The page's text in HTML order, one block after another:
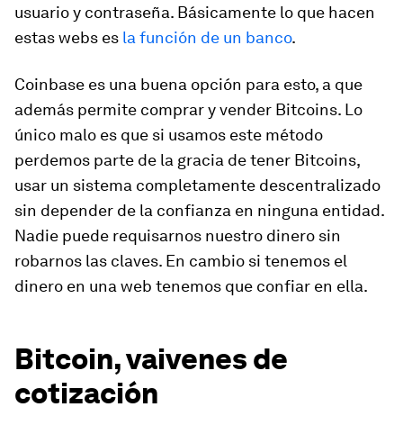
usuario y contraseña. Básicamente lo que hacen
estas webs es la función de un banco.
Coinbase es una buena opción para esto, a que
además permite comprar y vender Bitcoins. Lo
único malo es que si usamos este método
perdemos parte de la gracia de tener Bitcoins,
usar un sistema completamente descentralizado
sin depender de la confianza en ninguna entidad.
Nadie puede requisarnos nuestro dinero sin
robarnos las claves. En cambio si tenemos el
dinero en una web tenemos que confiar en ella.
Bitcoin, vaivenes de
cotización